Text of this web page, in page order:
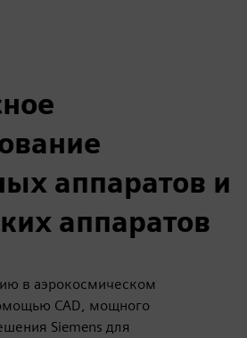
аппаратов и
аппаратов
в аэрокосмическом
CAD, мощного
Siemens для